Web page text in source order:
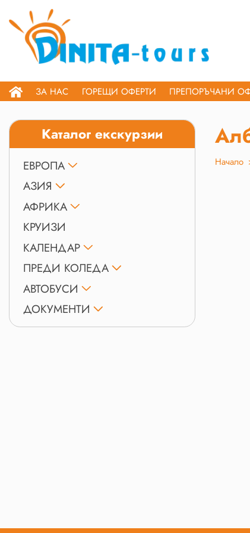
ЗА НАС ГОРЕЩИ ОФЕРТИ ПРЕПОРЪЧАНИ
Каталог екскурзии
ЕВРОПА
АЗИЯ
АФРИКА
КРУИЗИ
КАЛЕНДАР
ПРЕДИ КОЛЕДА
АВТОБУСИ
ДОКУМЕНТИ
Начало